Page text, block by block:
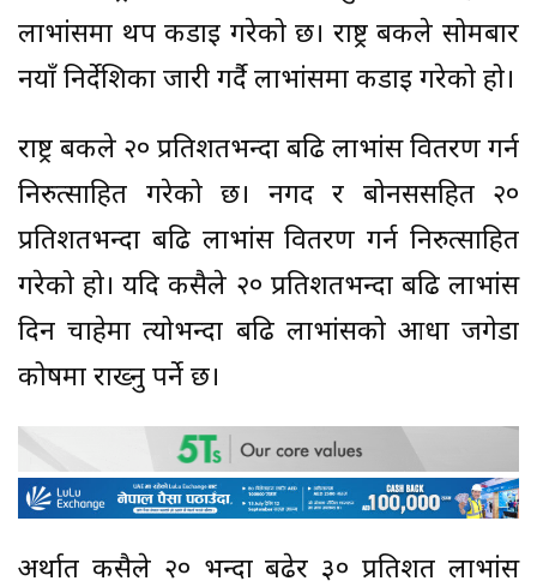
लाभांसमा थप कडाइ गरेको छ। राष्ट्र बैंकले सोमबार
नयाँ निर्देशिका जारी गर्दै लाभांसमा कडाइ गरेको हो।
राष्ट्र बैंकले २० प्रतिशतभन्दा बढि लाभांस वितरण गर्न
निरुत्साहित गरेको छ। नगद र बोनससहित २०
प्रतिशतभन्दा बढि लाभांस वितरण गर्न निरुत्साहित
गरेको हो। यदि कसैले २० प्रतिशतभन्दा बढि लाभांस
दिन चाहेमा त्योभन्दा बढि लाभांसको आधा जगेडा
कोषमा राख्नु पर्ने छ।
अर्थात कसैले २० भन्दा बढेर ३० प्रतिशत लाभांस